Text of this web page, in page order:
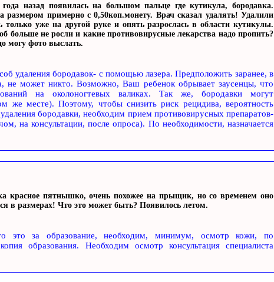
назад появилась на большом пальце где кутикула, бородавка.
размером примерно с 0,50коп.монету. Врач сказал удалять! Удалили
уже на другой руке и опять разрослась в области кутикулы.
больше не росли и какие противовирусные лекарства надо пропить?
могу фото выслать.
удаления бородавок- с помощью лазера. Предположить заранее, в
не может никто. Возможно, Ваш ребенок обрывает заусенцы, что
на околоногтевых валиках. Так же, бородавки могут
же месте). Поэтому, чтобы снизить риск рецидива, вероятность
бородавки, необходим прием противовирусных препаратов-
на консультации, после опроса). По необходимости, назначается
красное пятнышко, очень похожее на прыщик, но со временем оно
в размерах! Что это может быть? Появилось летом.
это за образование, необходим, минимум, осмотр кожи, по
образования. Необходим осмотр консультация специалиста